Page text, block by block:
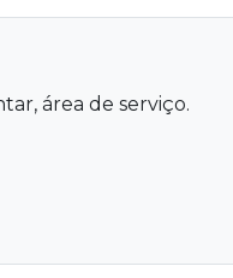
área de serviço.